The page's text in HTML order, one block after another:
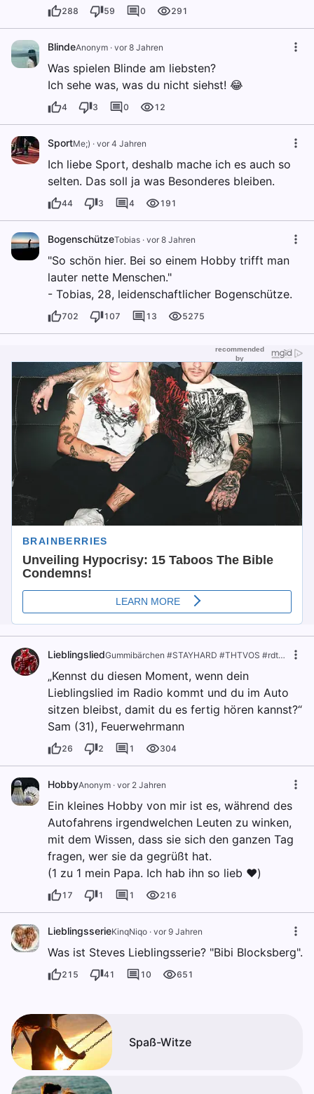
288 59 0 291
BlindeAnonym · vor 8 Jahren
Was spielen Blinde am liebsten?
Ich sehe was, was du nicht siehst! 😂
4 3 0 12
SportMe;) · vor 4 Jahren
Ich liebe Sport, deshalb mache ich es auch so
selten. Das soll ja was Besonderes bleiben.
44 3 4 191
BogenschützeTobias · vor 8 Jahren
"So schön hier. Bei so einem Hobby trifft man
lauter nette Menschen."
- Tobias, 28, leidenschaftlicher Bogenschütze.
702 107 13 5275
Lieblingslied Gummibärchen #STAYHARD #THTVOS #rdt20f ⠀
„Kennst du diesen Moment, wenn dein
Lieblingslied im Radio kommt und du im Auto
sitzen bleibst, damit du es fertig hören kannst?“
Sam (31), Feuerwehrmann
26 2 1 304
HobbyAnonym · vor 2 Jahren
Ein kleines Hobby von mir ist es, während des
Autofahrens irgendwelchen Leuten zu winken,
mit dem Wissen, dass sie sich den ganzen Tag
fragen, wer sie da gegrüßt hat.
(1 zu 1 mein Papa. Ich hab ihn so lieb ❤️)
17 1 1 216
LieblingsserieKinqNiqo · vor 9 Jahren
Was ist Steves Lieblingsserie? "Bibi Blocksberg".
215 41 10 651
Spaß-Witze